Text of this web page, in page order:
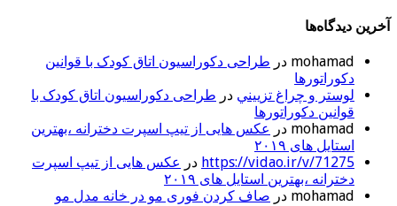
آخرین دیدگاه‌ها
mohamad در طراحی دکوراسیون اتاق کودک با قوانین
دکوراتورها
لوستر و چراغ تزييني در طراحی دکوراسیون اتاق کودک با
قوانین دکوراتورها
mohamad در عکس هایی از تیپ اسپرت دخترانه ،بهترین
استایل های ۲۰۱۹
https://vidao.ir/v/71275 در عکس هایی از تیپ اسپرت
دخترانه ،بهترین استایل های ۲۰۱۹
mohamad در صاف کردن فوری مو در خانه مدل مو